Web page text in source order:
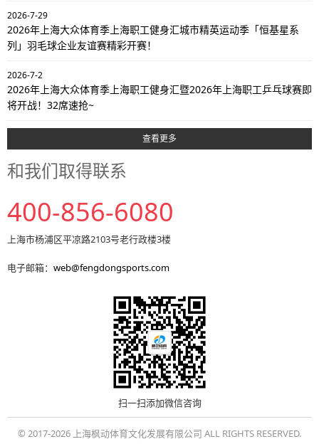
2026-7-29
2026年上海大众体育季上海职工健身汇城市精英运动季「恒基星系
列」羽毛球企业友谊赛精彩开赛！
2026-7-2
2026年上海大众体育季上海职工健身汇暨2026年上海职工乒乓球赛即
将开战！32席速抢~
查看更多
和我们取得联系
400-856-6080
上海市杨浦区平凉路2103号老行政楼3楼
电子邮箱： web@fengdongsports.com
扫一扫添加微信咨询
© 2017-2026 上海枫动体育文化发展有限公司 ALL RIGHTS RESERVED.